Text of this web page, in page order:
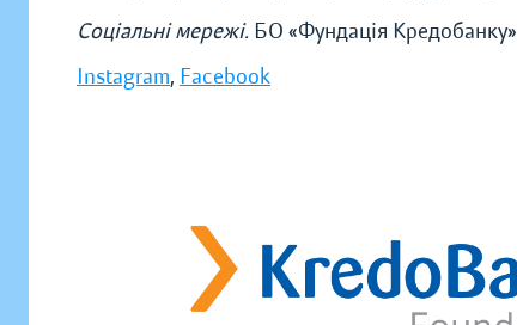
Соціальні мережі. БО «Фундація Кредобанку»
Instagram, Facebook